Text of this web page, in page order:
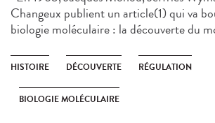
Changeux publient un article(1) qui va
biologie moléculaire : la découverte du
HISTOIRE DÉCOUVERTE RÉGULATION
BIOLOGIE MOLÉCULAIRE